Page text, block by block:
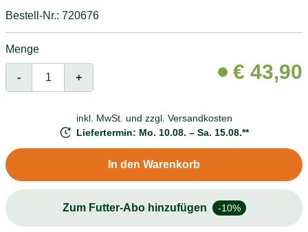
Bestell-Nr.: 720676
Menge
- + € 43,90
inkl. MwSt. und zzgl. Versandkosten
Liefertermin: Mo. 10.08. – Sa. 15.08.**
In den Warenkorb
Zum Futter-Abo hinzufügen -10%